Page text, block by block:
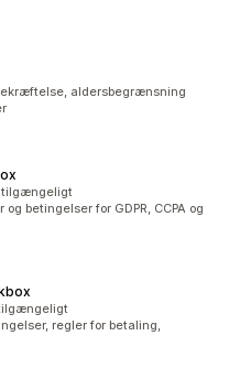
aldersbegrænsning
tilgængeligt
betingelser for GDPR, CCPA og
regler for betaling,